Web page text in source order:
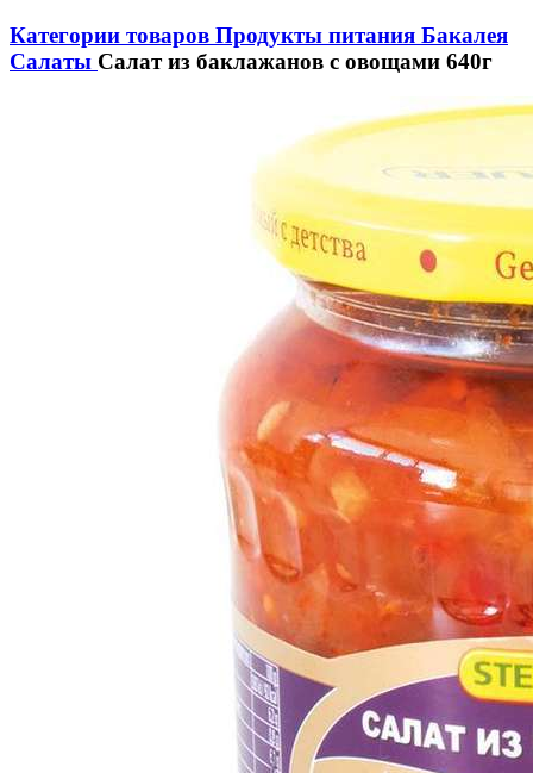
Категории товаров Продукты питания Бакалея
Салаты Салат из баклажанов с овощами 640г